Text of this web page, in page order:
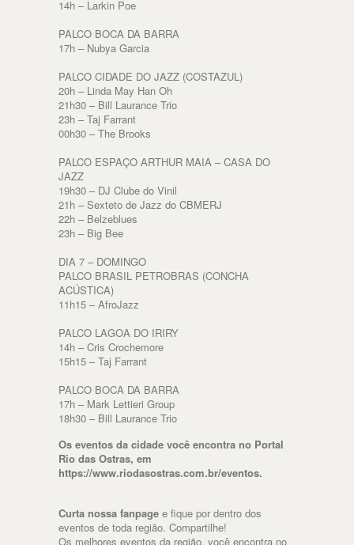
14h – Larkin Poe
PALCO BOCA DA BARRA
17h – Nubya Garcia
PALCO CIDADE DO JAZZ (COSTAZUL)
20h – Linda May Han Oh
21h30 – Bill Laurance Trio
23h – Taj Farrant
00h30 – The Brooks
PALCO ESPAÇO ARTHUR MAIA – CASA DO
JAZZ
19h30 – DJ Clube do Vinil
21h – Sexteto de Jazz do CBMERJ
22h – Belzeblues
23h – Big Bee
DIA 7 – DOMINGO
PALCO BRASIL PETROBRAS (CONCHA
ACÚSTICA)
11h15 – AfroJazz
PALCO LAGOA DO IRIRY
14h – Cris Crochemore
15h15 – Taj Farrant
PALCO BOCA DA BARRA
17h – Mark Lettieri Group
18h30 – Bill Laurance Trio
Os eventos da cidade você encontra no Portal
Rio das Ostras, em
https://www.riodasostras.com.br/eventos.
Curta nossa fanpage e fique por dentro dos
eventos de toda região. Compartilhe!
Os melhores eventos da região, você encontra no